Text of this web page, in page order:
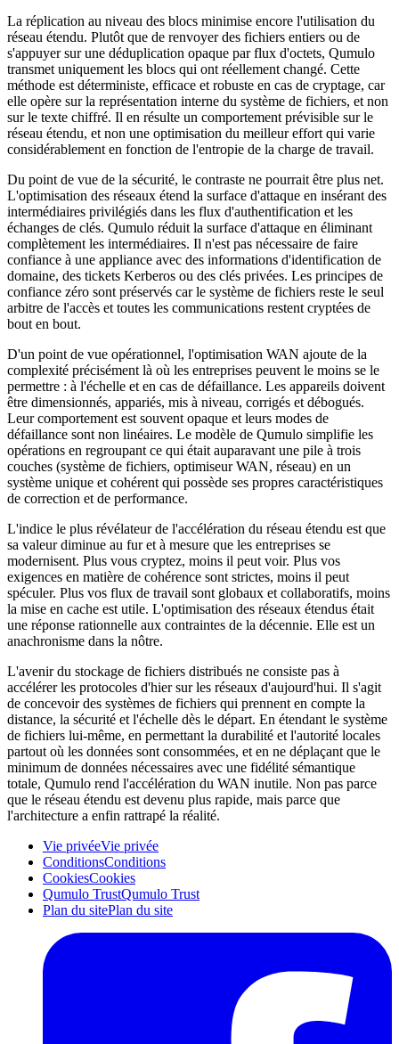
La réplication au niveau des blocs minimise encore l'utilisation du
réseau étendu. Plutôt que de renvoyer des fichiers entiers ou de
s'appuyer sur une déduplication opaque par flux d'octets, Qumulo
transmet uniquement les blocs qui ont réellement changé. Cette
méthode est déterministe, efficace et robuste en cas de cryptage, car
elle opère sur la représentation interne du système de fichiers, et non
sur le texte chiffré. Il en résulte un comportement prévisible sur le
réseau étendu, et non une optimisation du meilleur effort qui varie
considérablement en fonction de l'entropie de la charge de travail.
Du point de vue de la sécurité, le contraste ne pourrait être plus net.
L'optimisation des réseaux étend la surface d'attaque en insérant des
intermédiaires privilégiés dans les flux d'authentification et les
échanges de clés. Qumulo réduit la surface d'attaque en éliminant
complètement les intermédiaires. Il n'est pas nécessaire de faire
confiance à une appliance avec des informations d'identification de
domaine, des tickets Kerberos ou des clés privées. Les principes de
confiance zéro sont préservés car le système de fichiers reste le seul
arbitre de l'accès et toutes les communications restent cryptées de
bout en bout.
D'un point de vue opérationnel, l'optimisation WAN ajoute de la
complexité précisément là où les entreprises peuvent le moins se le
permettre : à l'échelle et en cas de défaillance. Les appareils doivent
être dimensionnés, appariés, mis à niveau, corrigés et débogués.
Leur comportement est souvent opaque et leurs modes de
défaillance sont non linéaires. Le modèle de Qumulo simplifie les
opérations en regroupant ce qui était auparavant une pile à trois
couches (système de fichiers, optimiseur WAN, réseau) en un
système unique et cohérent qui possède ses propres caractéristiques
de correction et de performance.
L'indice le plus révélateur de l'accélération du réseau étendu est que
sa valeur diminue au fur et à mesure que les entreprises se
modernisent. Plus vous cryptez, moins il peut voir. Plus vos
exigences en matière de cohérence sont strictes, moins il peut
spéculer. Plus vos flux de travail sont globaux et collaboratifs, moins
la mise en cache est utile. L'optimisation des réseaux étendus était
une réponse rationnelle aux contraintes de la décennie. Elle est un
anachronisme dans la nôtre.
L'avenir du stockage de fichiers distribués ne consiste pas à
accélérer les protocoles d'hier sur les réseaux d'aujourd'hui. Il s'agit
de concevoir des systèmes de fichiers qui prennent en compte la
distance, la sécurité et l'échelle dès le départ. En étendant le système
de fichiers lui-même, en permettant la durabilité et l'autorité locales
partout où les données sont consommées, et en ne déplaçant que le
minimum de données nécessaires avec une fidélité sémantique
totale, Qumulo rend l'accélération du WAN inutile. Non pas parce
que le réseau étendu est devenu plus rapide, mais parce que
l'architecture a enfin rattrapé la réalité.
Vie privéeVie privée
ConditionsConditions
CookiesCookies
Qumulo TrustQumulo Trust
Plan du sitePlan du site